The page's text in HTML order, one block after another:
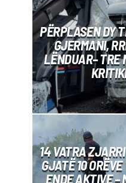
PËRPLASEN DY
GJERMANI,
LËNDUAR– TRE
14 VATRA
GJATË 10
ENDE AKTIVE –